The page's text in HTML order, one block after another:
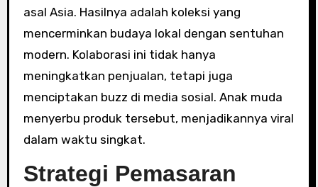
asal Asia. Hasilnya adalah koleksi yang
mencerminkan budaya lokal dengan sentuhan
modern. Kolaborasi ini tidak hanya
meningkatkan penjualan, tetapi juga
menciptakan buzz di media sosial. Anak muda
menyerbu produk tersebut, menjadikannya viral
dalam waktu singkat.
Strategi Pemasaran